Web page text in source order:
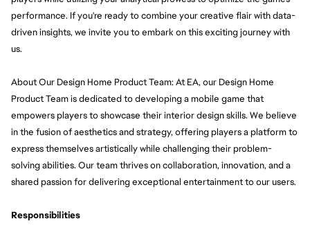
performance. If you're ready to combine your creative flair with data-
driven insights, we invite you to embark on this exciting journey with
us.
About Our Design Home Product Team: At EA, our Design Home
Product Team is dedicated to developing a mobile game that
empowers players to showcase their interior design skills. We believe
in the fusion of aesthetics and strategy, offering players a platform to
express themselves artistically while challenging their problem-
solving abilities. Our team thrives on collaboration, innovation, and a
shared passion for delivering exceptional entertainment to our users.
Responsibilities